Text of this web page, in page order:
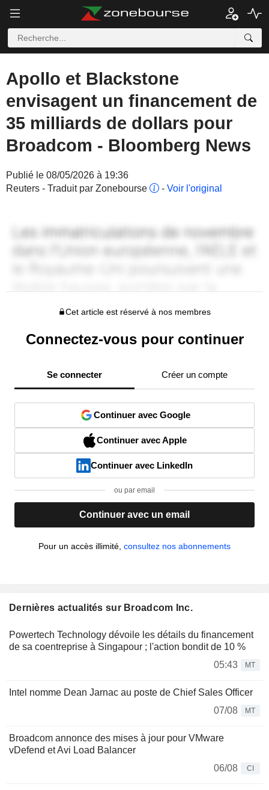
Apollo et Blackstone
envisagent un financement de
35 milliards de dollars pour
Broadcom - Bloomberg News
Publié le 08/05/2026 à 19:36
Reuters - Traduit par Zonebourse
- Voir l'original
Cet article est réservé à nos membres
Connectez-vous pour continuer
Se connecter Créer un compte
Continuer avec Google
Continuer avec Apple
Continuer avec LinkedIn
ou par email
Continuer avec un email
Pour un accès illimité, consultez nos abonnements
Dernières actualités sur Broadcom Inc.
Powertech Technology dévoile les détails du financement
de sa coentreprise à Singapour ; l'action bondit de 10 %
05:43
MT
Intel nomme Dean Jarnac au poste de Chief Sales Officer
07/08
MT
Broadcom annonce des mises à jour pour VMware
vDefend et Avi Load Balancer
06/08
CI